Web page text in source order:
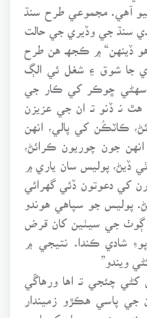
آهي. مجموعي طرح سنڌ
سنڌ جي وڏيري جي حالت
ڏينهن“ ۾ ڪجهـ هن طرح
جا شوق ۽ شغل ئي الڳ
سهڻي ڇوڪر کي ڪار جي
نـ ڏنو تـ ان جي عزيزن
ڪاٽڪُن کي پالي، انهن
جون چوريون ڪرائڻ،
ڏيڻ، پوليس سان ياري ۾
کي دعوتون ڏئي گهرائي
پوليس جو سپاهي هوندو
ڳوٺ جي سيٺين کان قرض
شادي ڪندا. نتيجي ۾
ويندو”
کڻي چئجي تـ اها ورهاڱي
جي پاسي هڪڙو زميندار
هئس. همراهـ کي اچي